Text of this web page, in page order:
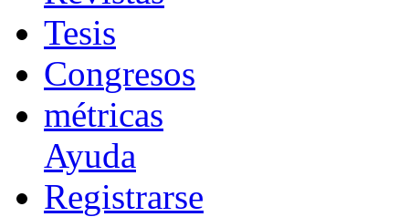
Tesis
Congresos
métricas
Ayuda
Registrarse